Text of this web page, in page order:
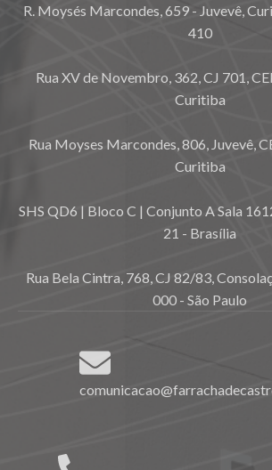
R. Moysés Marcondes, 659 - Juvevê,
410
Rua XV de Novembro, 362, CJ 701,
Curitiba
Rua Moyses Marcondes, 806, Juvevê,
Curitiba
SHS QD6 | Bloco C | Conjunto A Sala
21 - Brasília
Rua Bela Cintra, 768, CJ 82/83,
000 - São Paulo